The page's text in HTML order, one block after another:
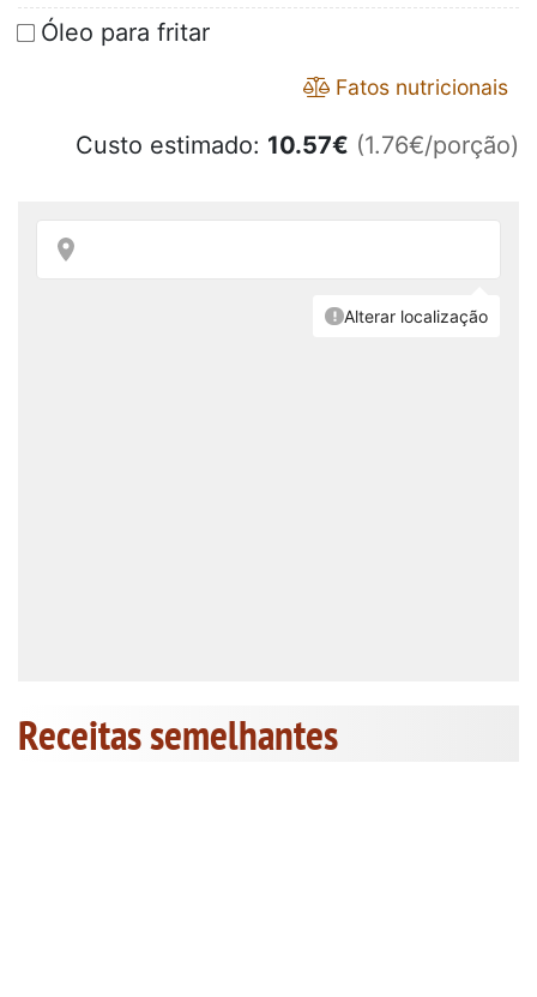
Óleo para fritar
Fatos nutricionais
Custo estimado: 10.57€ (1.76€/porção)
Receitas semelhantes